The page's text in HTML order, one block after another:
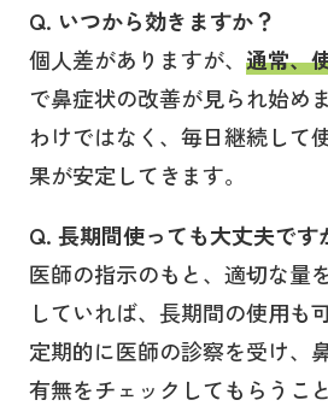
Q. いつから効きますか？
個人差がありますが、 通常、
で鼻症状の改善が見られ始め
わけではなく、毎日継続して
果が安定してきます。
Q. 長期間使っても大丈夫です
医師の指示のもと、適切な量
していれば、長期間の使用も
定期的に医師の診察を受け、
有無をチェックしてもらうこ